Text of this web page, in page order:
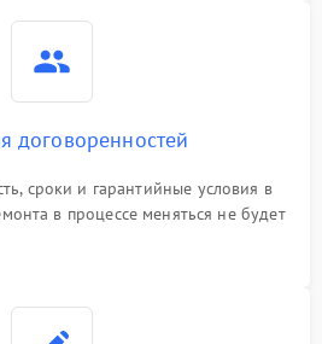
договоренностей
сроки и гарантийные условия в
в процессе меняться не будет